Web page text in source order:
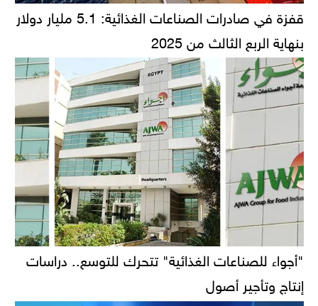
قفزة في صادرات الصناعات الغذائية: 5.1 مليار دولار
بنهاية الربع الثالث من 2025
"أجواء للصناعات الغذائية" تتحرك للتوسع.. دراسات
إنتاج وتأجير أصول